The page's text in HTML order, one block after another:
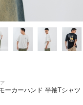
ーカーハンド 半袖Tシャツ